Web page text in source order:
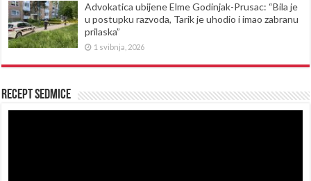
Advokatica ubijene Elme Godinjak-Prusac: “Bila je
u postupku razvoda, Tarik je uhodio i imao zabranu
prilaska”
1 svibnja, 2026
Recept sedmice